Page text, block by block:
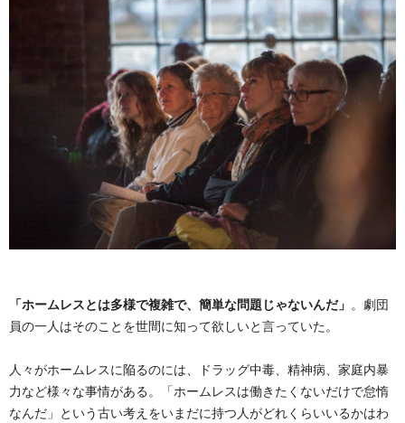
「ホームレスとは多様で複雑で、簡単な問題じゃないんだ」 。劇団
員の一人はそのことを世間に知って欲しいと言っていた。
人々がホームレスに陥るのには、ドラッグ中毒、精神病、家庭内暴
力など様々な事情がある。「ホームレスは働きたくないだけで怠惰
なんだ」という古い考えをいまだに持つ人がどれくらいいるかはわ